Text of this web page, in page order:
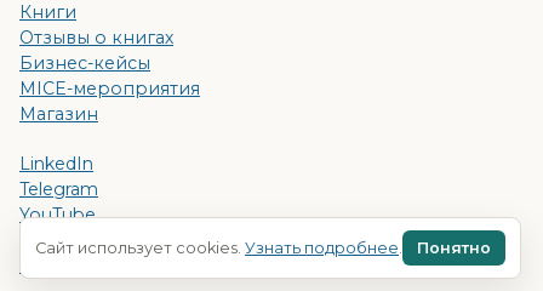
Книги
Отзывы о книгах
Бизнес-кейсы
MICE-мероприятия
Магазин
LinkedIn
Telegram
YouTube
Контакты
Сайт использует cookies. Узнать подробнее. Понятно